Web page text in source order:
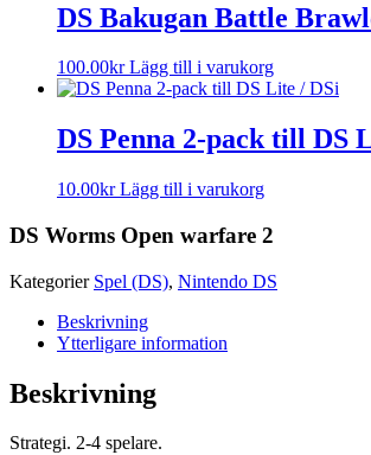
DS Bakugan Battle
100.00kr Lägg till i varukorg
DS Penna 2-pack till DS
10.00kr Lägg till i varukorg
DS Worms Open warfare 2
Kategorier Spel (DS), Nintendo DS
Beskrivning
Ytterligare information
Beskrivning
Strategi. 2-4 spelare.